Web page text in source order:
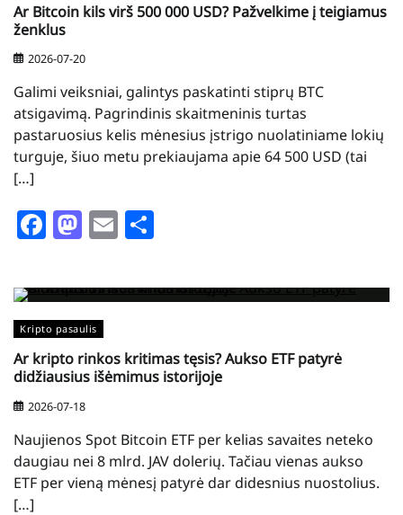
Ar Bitcoin kils virš 500 000 USD? Pažvelkime į teigiamus
ženklus
2026-07-20
Galimi veiksniai, galintys paskatinti stiprų BTC
atsigavimą. Pagrindinis skaitmeninis turtas
pastaruosius kelis mėnesius įstrigo nuolatiniame lokių
turguje, šiuo metu prekiaujama apie 64 500 USD (tai
[…]
Facebook
Mastodon
Email
Kripto pasaulis
Ar kripto rinkos kritimas tęsis? Aukso ETF patyrė
didžiausius išėmimus istorijoje
2026-07-18
Naujienos Spot Bitcoin ETF per kelias savaites neteko
daugiau nei 8 mlrd. JAV dolerių. Tačiau vienas aukso
ETF per vieną mėnesį patyrė dar didesnius nuostolius.
[…]